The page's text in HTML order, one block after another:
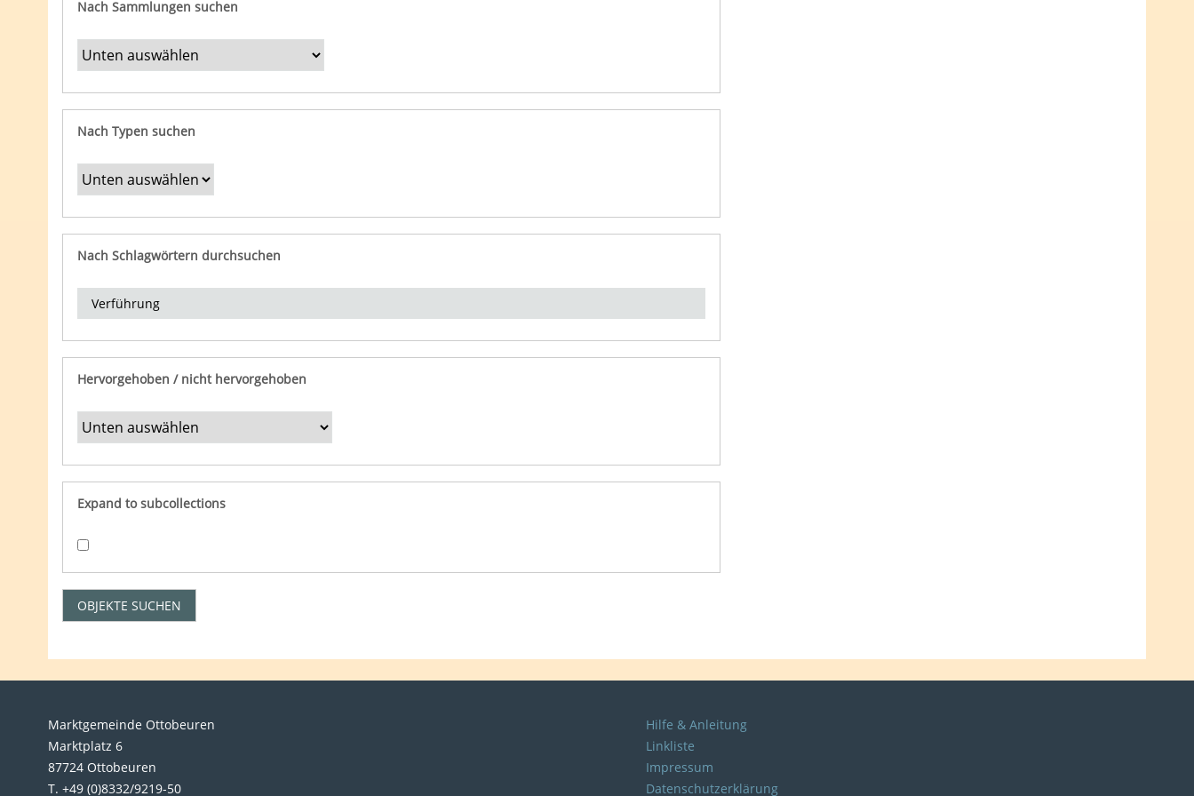
Nach Sammlungen suchen
Nach Typen suchen
Nach Schlagwörtern durchsuchen
Hervorgehoben / nicht hervorgehoben
Expand to subcollections
Marktgemeinde Ottobeuren
Marktplatz 6
87724 Ottobeuren
T. +49 (0)8332/9219-50
Hilfe & Anleitung
Linkliste
Impressum
Datenschutzerklärung